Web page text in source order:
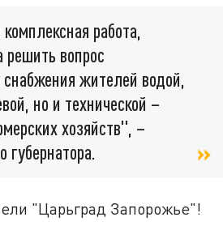
работа,
вопрос
снабжения жителей водой,
но и технической –
хозяйств", –
"Царьград Запорожье"!